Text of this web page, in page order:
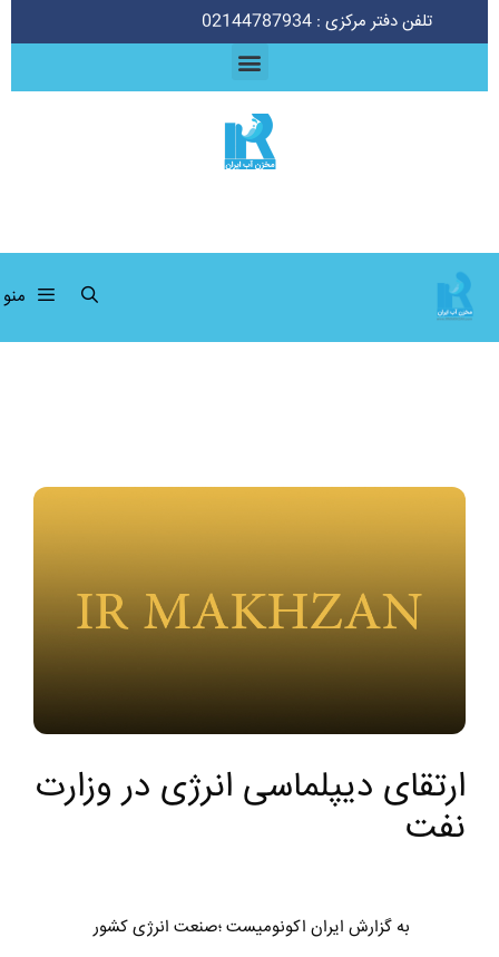
تلفن دفتر مرکزی : 02144787934
منو
ارتقای دیپلماسی انرژی در وزارت
نفت
به گزارش ایران اکونومیست ؛صنعت انرژی کشور